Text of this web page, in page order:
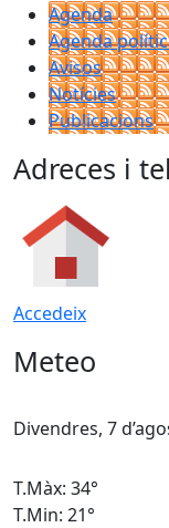
Agenda
Agenda
Avisos
Notícies
Publicacions
Adreces i
Accedeix
Meteo
Divendres, 7
T.Màx: 34°
T.Min: 21°